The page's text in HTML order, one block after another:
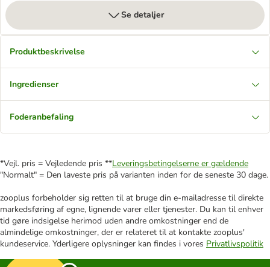
Se detaljer
Produktbeskrivelse
Ingredienser
Foderanbefaling
*Vejl. pris = Vejledende pris **Leveringsbetingelserne er gældende
"Normalt" = Den laveste pris på varianten inden for de seneste 30 dage.
zooplus forbeholder sig retten til at bruge din e-mailadresse til direkte
markedsføring af egne, lignende varer eller tjenester. Du kan til enhver
tid gøre indsigelse herimod uden andre omkostninger end de
almindelige omkostninger, der er relateret til at kontakte zooplus'
kundeservice. Yderligere oplysninger kan findes i vores Privatlivspolitik